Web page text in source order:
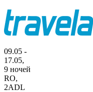
09.05 -
17.05,
9 ночей
RO,
2ADL